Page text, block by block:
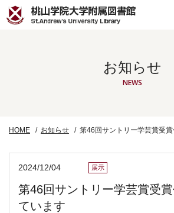
お知らせ
NEWS
HOME お知らせ 第46回サントリー学芸賞受
2024/12/04 展示
第46回サントリー学芸賞受
ています